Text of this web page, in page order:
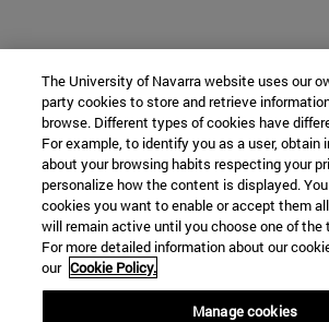
The University of Navarra website uses our
party cookies to store and retrieve
browse. Different types of cookies have
For example, to identify you as a user, obtain
about your browsing habits respecting your
personalize how the content is displayed.
cookies you want to enable or accept them
will remain active until you choose one of the
For more detailed information about our
our Cookie Policy.
Manage cookies